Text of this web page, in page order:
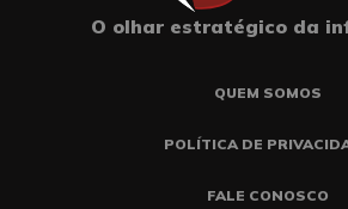
O olhar estratégico da
QUEM SOMOS
POLÍTICA DE
FALE CONOSCO